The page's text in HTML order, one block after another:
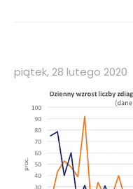
piątek, 28 lutego 2020